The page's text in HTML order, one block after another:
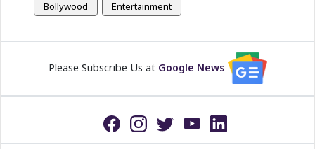
Bollywood Entertainment
Please Subscribe Us at Google News